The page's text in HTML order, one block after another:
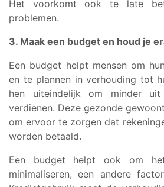
Het voorkomt ook te late
problemen.
3. Maak een budget en houd je
Een budget helpt mensen om
en te plannen in verhouding tot
hen uiteindelijk om minder
verdienen. Deze gezonde
om ervoor te zorgen dat
worden betaald.
Een budget helpt ook om
minimaliseren, een andere